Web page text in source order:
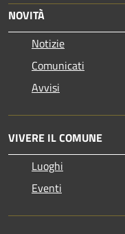
NOVITÀ
Notizie
Comunicati
Avvisi
VIVERE IL COMUNE
Luoghi
Eventi